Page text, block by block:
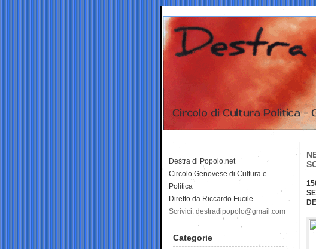
Destra di Popolo.net
Circolo Genovese di Cultura e
Politica
Diretto da Riccardo Fucile
Scrivici: destradipopolo@gmail.com
Categorie